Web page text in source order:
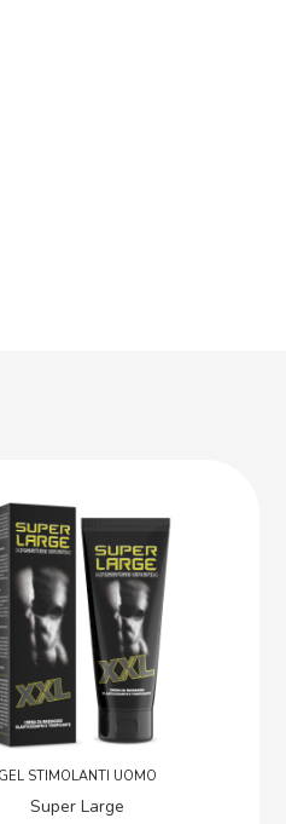
GEL STIMOLANTI UOMO
Super Large